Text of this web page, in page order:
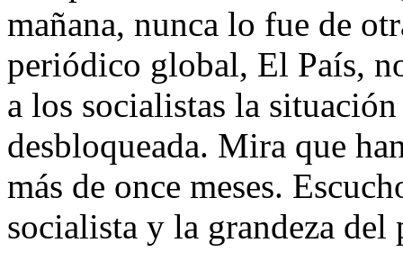
mañana, nunca lo fue de
periódico global, El País,
a los socialistas la
desbloqueada. Mira que
más de once meses.
socialista y la grandeza